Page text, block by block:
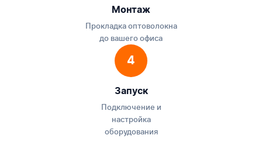
Монтаж
Прокладка оптоволокна
до вашего офиса
4
Запуск
Подключение и
настройка
оборудования